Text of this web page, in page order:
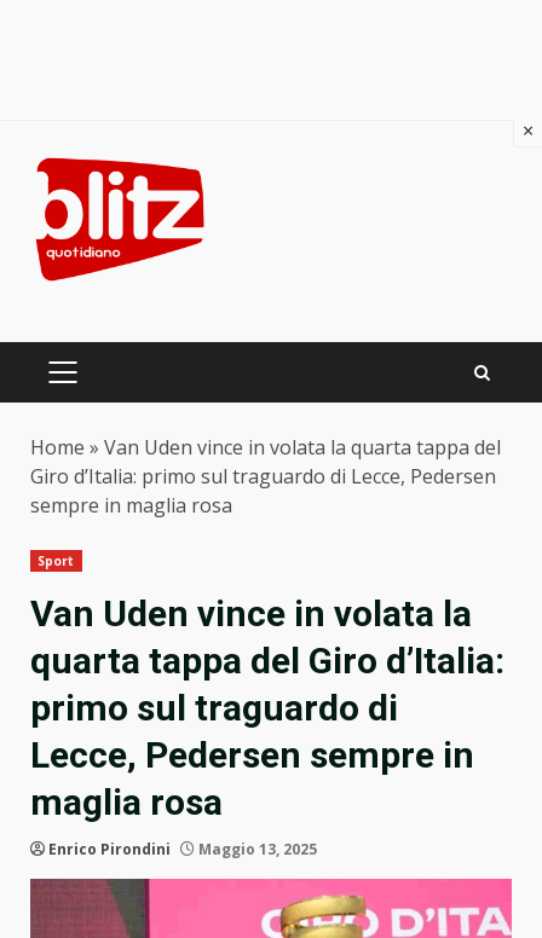
content
PRIMARY
Home » Van Uden vince in volata la quarta tappa del
Giro d’Italia: primo sul traguardo di Lecce, Pedersen
sempre in maglia rosa
Sport
Van Uden vince in volata la
quarta tappa del Giro d’Italia:
primo sul traguardo di
Lecce, Pedersen sempre in
maglia rosa
Enrico Pirondini Maggio 13, 2025
×